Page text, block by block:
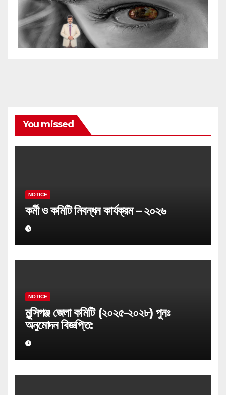
You missed
NOTICE
কর্মী ও কমিটি নিবন্ধন কার্যক্রম – ২০২৬
NOTICE
মুন্সিগঞ্জ জেলা কমিটি (২০২৫-২০২৮) পুনঃ
অনুমোদন বিজ্ঞপ্তি: